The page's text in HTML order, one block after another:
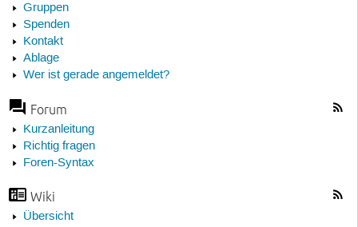
Gruppen
Spenden
Kontakt
Ablage
Wer ist gerade angemeldet?
Forum
Kurzanleitung
Richtig fragen
Foren-Syntax
Wiki
Übersicht